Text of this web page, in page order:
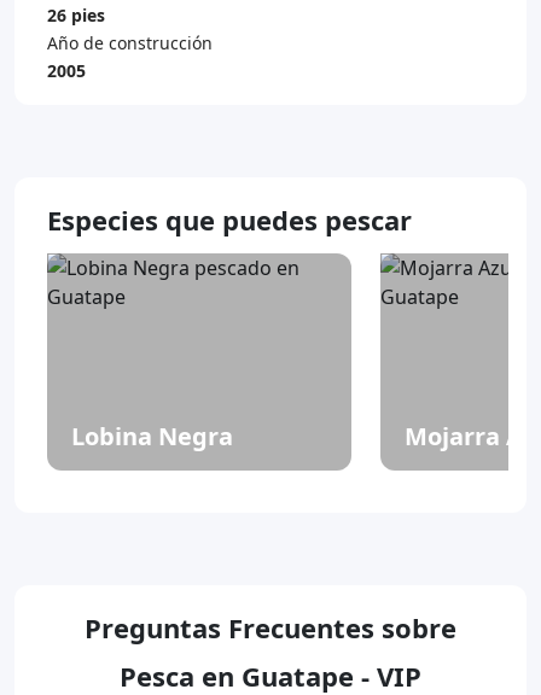
26 pies
Año de construcción
2005
Especies que puedes pescar
Lobina Negra Mojarra
Preguntas Frecuentes sobre
Pesca en Guatape - VIP